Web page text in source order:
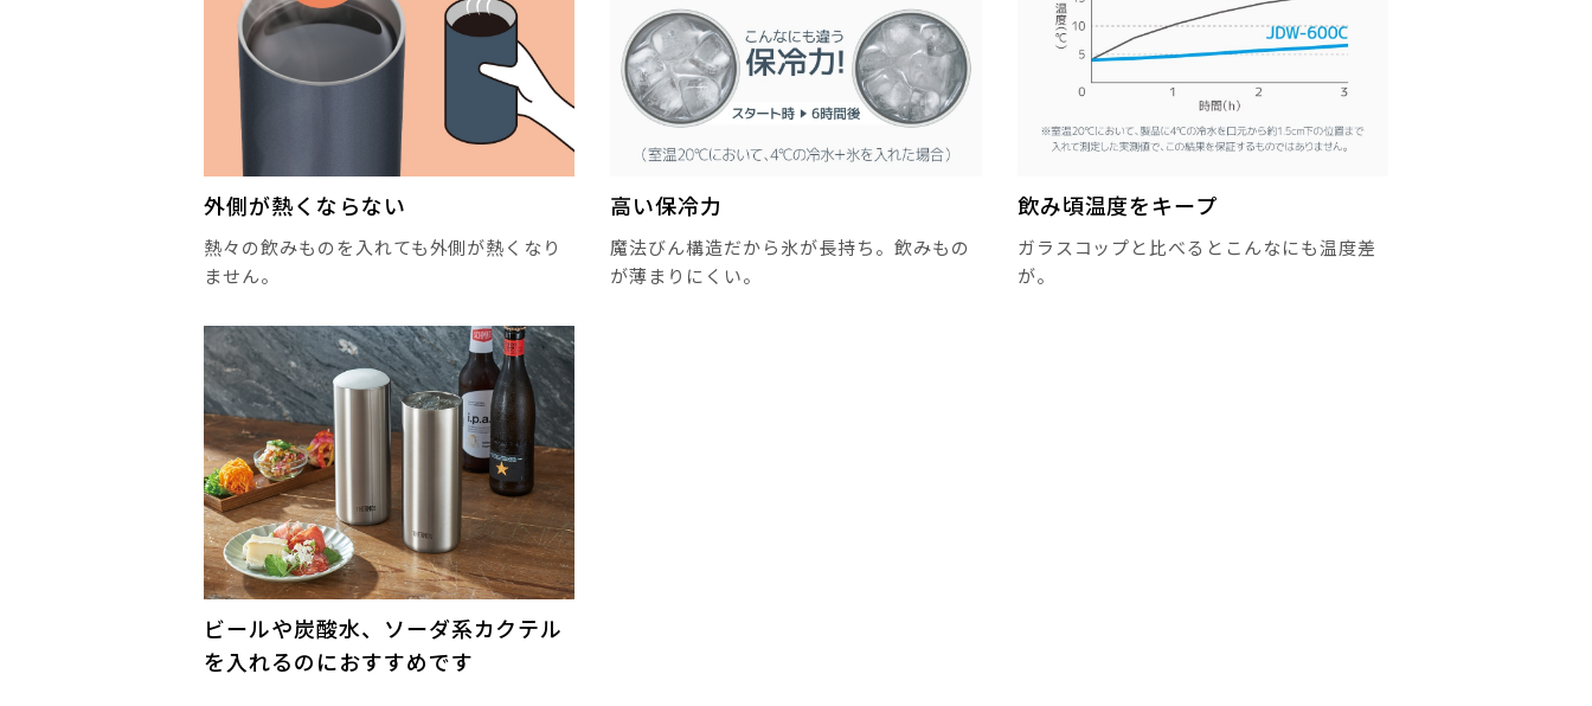
外側が熱くならない
熱々の飲みものを入れても外側が熱くなり
ません。
高い保冷力
魔法びん構造だから氷が長持ち。飲みもの
が薄まりにくい。
飲み頃温度をキープ
ガラスコップと比べるとこんなにも温度差
が。
ビールや炭酸水、ソーダ系カクテル
を入れるのにおすすめです